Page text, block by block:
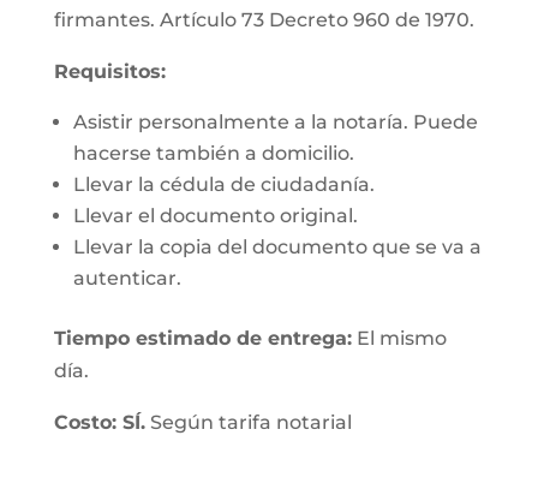
firmantes. Artículo 73 Decreto 960 de 1970.
Requisitos:
Asistir personalmente a la notaría. Puede
hacerse también a domicilio.
Llevar la cédula de ciudadanía.
Llevar el documento original.
Llevar la copia del documento que se va a
autenticar.
Tiempo estimado de entrega:El mismo
día.
Costo: SÍ.Según tarifa notarial